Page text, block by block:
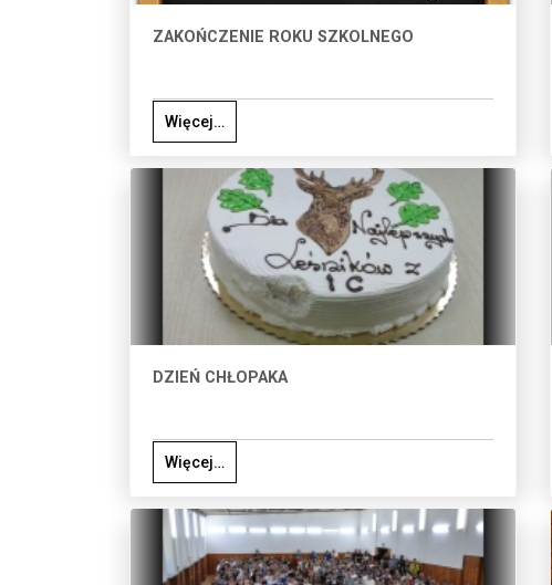
ZAKOŃCZENIE ROKU SZKOLNEGO
Więcej…
DZIEŃ CHŁOPAKA
Więcej…